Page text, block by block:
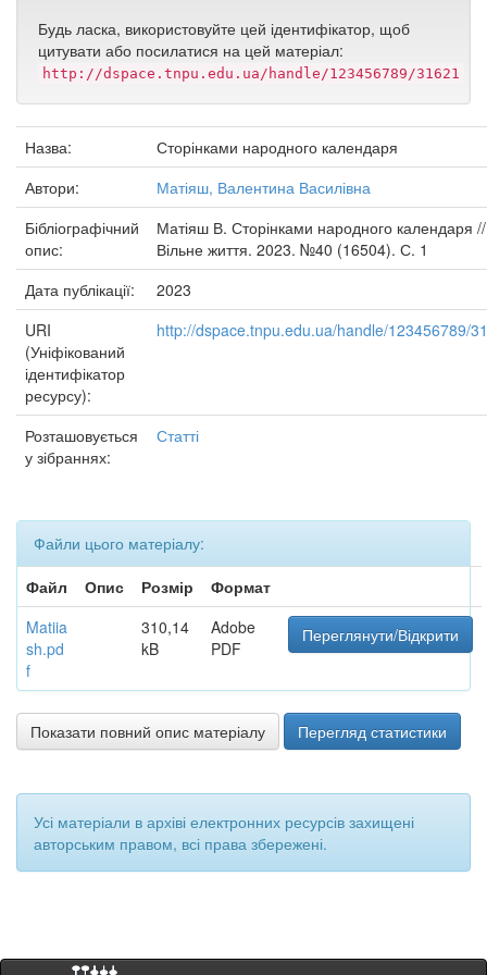
Будь ласка, використовуйте цей ідентифікатор, щоб
цитувати або посилатися на цей матеріал:
http://dspace.tnpu.edu.ua/handle/123456789/31621
Назва:
Сторінками народного календаря
Автори:
Матіяш, Валентина Василівна
Бібліографічний
опис:
Матіяш В. Сторінками народного календаря //
Вільне життя. 2023. №40 (16504). С. 1
Дата публікації:
2023
URI
(Уніфікований
ідентифікатор
ресурсу):
http://dspace.tnpu.edu.ua/handle/123456789/
Розташовується
у зібраннях:
Статті
Файли цього матеріалу:
Файл
Опис Розмір
Формат
Matiia
sh.pd
f
310,14
kB
Adobe
PDF
Переглянути/Відкрити
Показати повний опис матеріалу Перегляд статистики
Усі матеріали в архіві електронних ресурсів захищені
авторським правом, всі права збережені.